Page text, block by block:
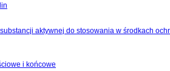
aktywnej do stosowania w środkach
i końcowe